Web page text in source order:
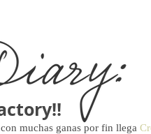
muchas ganas por fin llega